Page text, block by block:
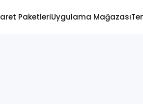
PaketleriUygulama Mağazası